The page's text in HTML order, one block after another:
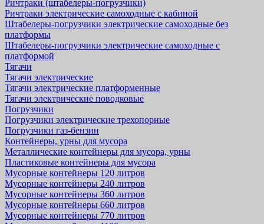
Ричтраки (штабелеры-погрузчики)
Ричтраки электрические самоходные с кабиной
Штабелеры-погрузчики электрические самоходные без
платформы
Штабелеры-погрузчики электрические самоходные с
платформой
Тягачи
Тягачи электрические
Тягачи электрические платформенные
Тягачи электрические поводковые
Погрузчики
Погрузчики электрические трехопорные
Погрузчики газ-бензин
Контейнеры, урны для мусора
Металлические контейнеры для мусора, урны
Пластиковые контейнеры для мусора
Мусорные контейнеры 120 литров
Мусорные контейнеры 240 литров
Мусорные контейнеры 360 литров
Мусорные контейнеры 660 литров
Мусорные контейнеры 770 литров